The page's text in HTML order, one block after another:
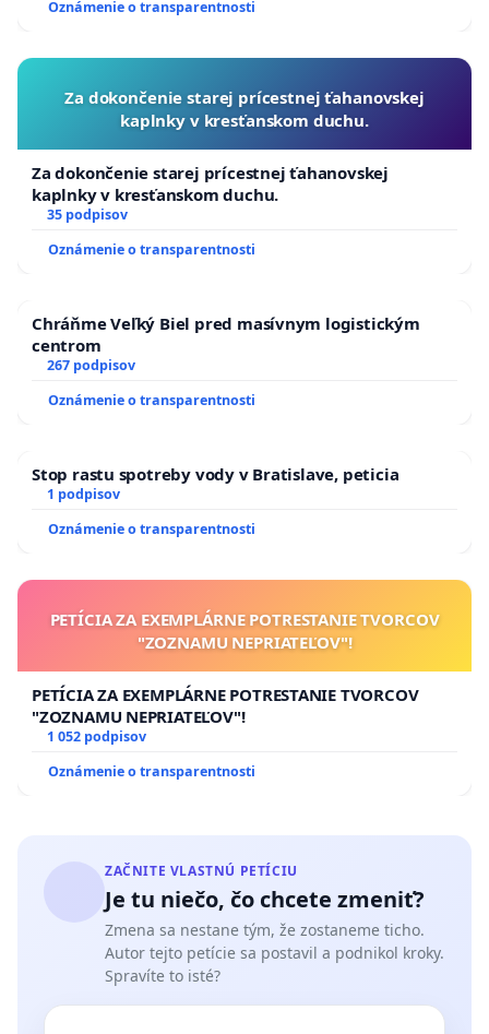
Oznámenie o transparentnosti
Za dokončenie starej prícestnej ťahanovskej
kaplnky v kresťanskom duchu.
Za dokončenie starej prícestnej ťahanovskej
kaplnky v kresťanskom duchu.
35 podpisov
Oznámenie o transparentnosti
Chráňme Veľký Biel pred masívnym logistickým
centrom
267 podpisov
Oznámenie o transparentnosti
Stop rastu spotreby vody v Bratislave, peticia
1 podpisov
Oznámenie o transparentnosti
PETÍCIA ZA EXEMPLÁRNE POTRESTANIE TVORCOV
"ZOZNAMU NEPRIATEĽOV"!
PETÍCIA ZA EXEMPLÁRNE POTRESTANIE TVORCOV
"ZOZNAMU NEPRIATEĽOV"!
1 052 podpisov
Oznámenie o transparentnosti
ZAČNITE VLASTNÚ PETÍCIU
Je tu niečo, čo chcete zmeniť?
Zmena sa nestane tým, že zostaneme ticho.
Autor tejto petície sa postavil a podnikol kroky.
Spravíte to isté?